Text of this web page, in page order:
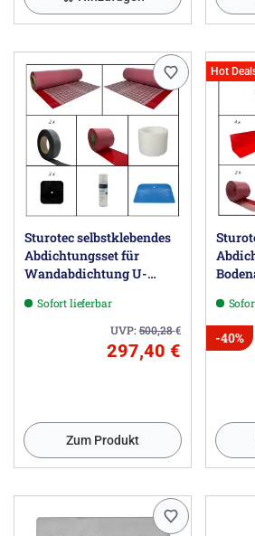
Sturotec selbstklebendes
Abdichtungsset für
Wandabdichtung U-
Wannenlänge bis 3,3 m,
Wandhöhe bis 2,5 m
Sofort lieferbar
UVP:500,28€
297,40 €
Zum Produkt
Hot
-40%